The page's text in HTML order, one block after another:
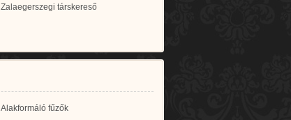
Zalaegerszegi társkereső
Alakformáló fűzők